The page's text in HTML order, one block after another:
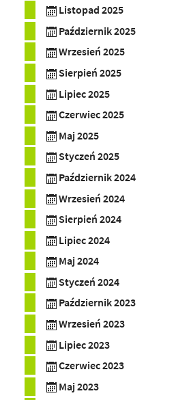
Listopad 2025
Październik 2025
Wrzesień 2025
Sierpień 2025
Lipiec 2025
Czerwiec 2025
Maj 2025
Styczeń 2025
Październik 2024
Wrzesień 2024
Sierpień 2024
Lipiec 2024
Maj 2024
Styczeń 2024
Październik 2023
Wrzesień 2023
Lipiec 2023
Czerwiec 2023
Maj 2023